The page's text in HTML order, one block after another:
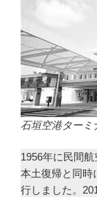
石垣空港ターミ
1956年に民間
本土復帰と同時
行しました。